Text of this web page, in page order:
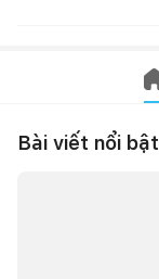
Bài viết nổi bật